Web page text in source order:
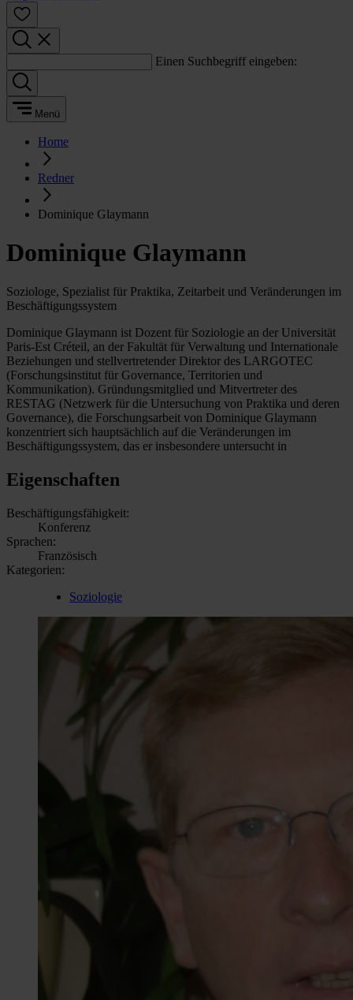
Einen Suchbegriff eingeben:
Menü
Home
Redner
Dominique Glaymann
Dominique Glaymann
Soziologe, Spezialist für Praktika, Zeitarbeit und Veränderungen im
Beschäftigungssystem
Dominique Glaymann ist Dozent für Soziologie an der Universität
Paris-Est Créteil, an der Fakultät für Verwaltung und Internationale
Beziehungen und stellvertretender Direktor des LARGOTEC
(Forschungsinstitut für Governance, Territorien und
Kommunikation). Gründungsmitglied und Mitvertreter des
RESTAG (Netzwerk für die Untersuchung von Praktika und deren
Governance), die Forschungsarbeit von Dominique Glaymann
konzentriert sich hauptsächlich auf die Veränderungen im
Beschäftigungssystem, das er insbesondere untersucht in
Eigenschaften
Beschäftigungsfähigkeit:
Konferenz
Sprachen:
Französisch
Kategorien:
Soziologie